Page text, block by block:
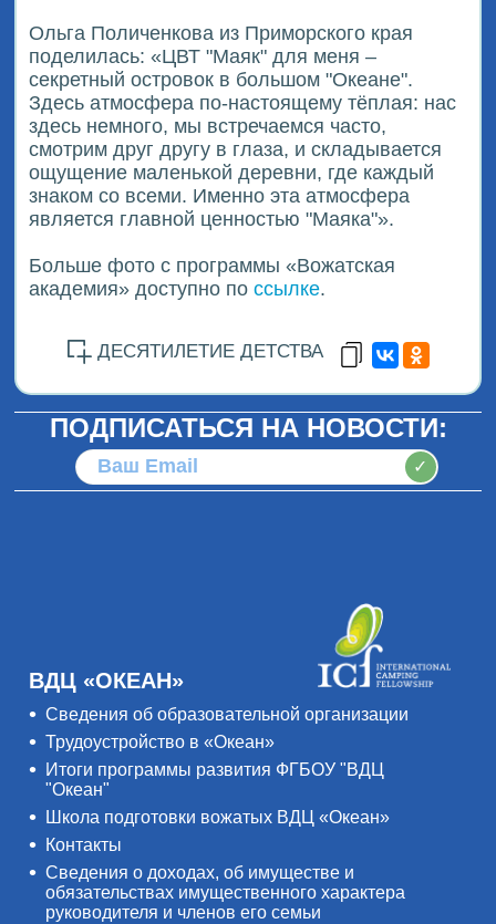
Ольга Поличенкова из Приморского края
поделилась: «ЦВТ "Маяк" для меня –
секретный островок в большом "Океане".
Здесь атмосфера по-настоящему тёплая: нас
здесь немного, мы встречаемся часто,
смотрим друг другу в глаза, и складывается
ощущение маленькой деревни, где каждый
знаком со всеми. Именно эта атмосфера
является главной ценностью "Маяка"».
Больше фото с программы «Вожатская
академия» доступно поссылке.
ДЕСЯТИЛЕТИЕ ДЕТСТВА
ПОДПИСАТЬСЯ НА НОВОСТИ:
✓
ВДЦ «ОКЕАН»
Сведения об образовательной организации
Трудоустройство в «Океан»
Итоги программы развития ФГБОУ "ВДЦ
"Океан"
Школа подготовки вожатых ВДЦ «Океан»
Контакты
Сведения о доходах, об имуществе и
обязательствах имущественного характера
руководителя и членов его семьи